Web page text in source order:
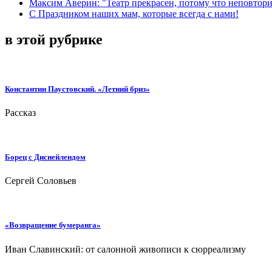
Максим Аверин: "Театр прекрасен, потому что
С Праздником наших мам, которые всегда с нами!
в этой рубрике
Константин Паустовский. «Летний бриз»
Рассказ
Борец с Диснейлендом
Сергей Соловьев
«Возвращение бумеранга»
Иван Славинский: от салонной живописи к сюрреализму